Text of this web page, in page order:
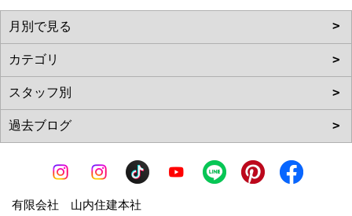
有限会社 山内住建本社